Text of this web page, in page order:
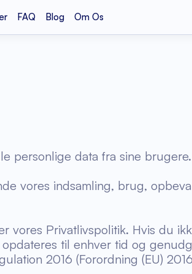
Menneskelige ressourcer
Python
FAQ Blog Om Os
personlige data fra sine brugere.
vores indsamling, brug,
Privatlivspolitik. Hvis du
til enhver tid og
2016 (Forordning (EU)